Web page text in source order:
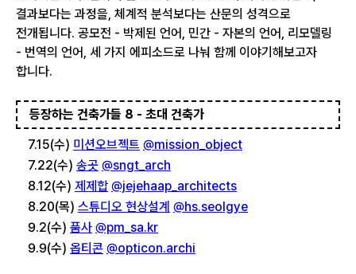
결과보다는 과정을, 체계적 분석보다는 산문의 성격으로
전개됩니다. 공모전 - 박제된 언어, 민간 - 자본의 언어, 리모델링
- 번역의 언어, 세 가지 에피소드로 나눠 함께 이야기해보고자
합니다.
등장하는 건축가들 8 - 초대 건축가
7.15(수) 미션오브젝트 @mission_object
7.22(수) 송곳 @sngt_arch
8.12(수) 제제합 @jejehaap_architects
8.20(목) 스튜디오 현상설계 @hs.seolgye
9.2(수) 품사 @pm_sa.kr
9.9(수) 옵티콘 @opticon.archi